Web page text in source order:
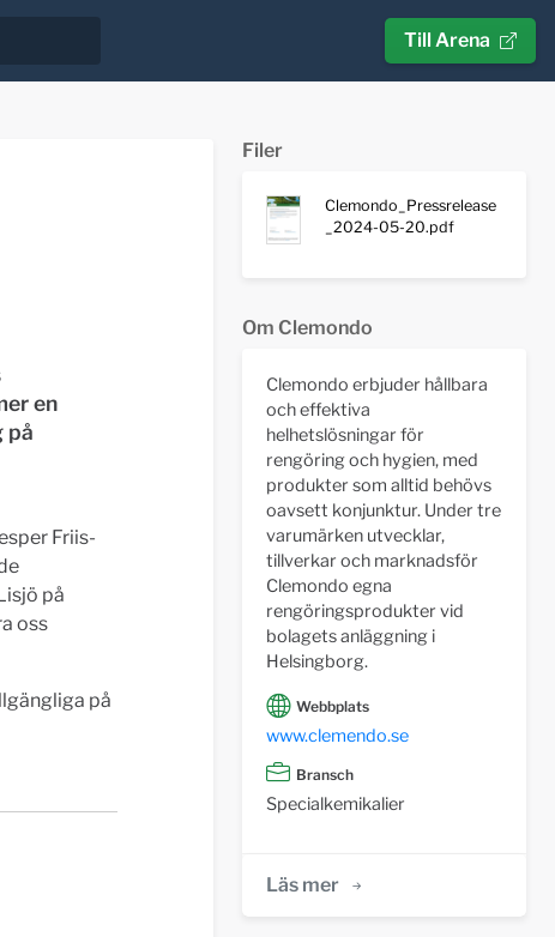
Till Arena
en
på
Friis-
på
oss
på
Filer
Clemondo_Pressrelease
_2024-05-20.pdf
Om Clemondo
Clemondo erbjuder hållbara
och effektiva
helhetslösningar för
rengöring och hygien, med
produkter som alltid behövs
oavsett konjunktur. Under tre
varumärken utvecklar,
tillverkar och marknadsför
Clemondo egna
rengöringsprodukter vid
bolagets anläggning i
Helsingborg.
Webbplats
www.clemendo.se
Bransch
Specialkemikalier
Läs mer